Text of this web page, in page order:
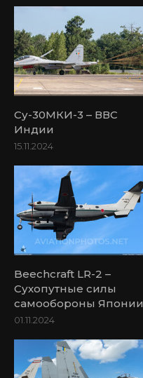
Су-30МКИ-3 – ВВС
Индии
15.11.2024
Beechcraft LR-2 –
Сухопутные силы
самообороны Японии
01.11.2024